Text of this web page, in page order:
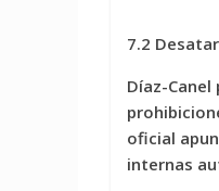
7.2
Díaz-
oficial
internas